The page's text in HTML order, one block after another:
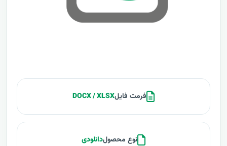
فرمت فایلDOCX / XLSX
نوع محصولدانلودی